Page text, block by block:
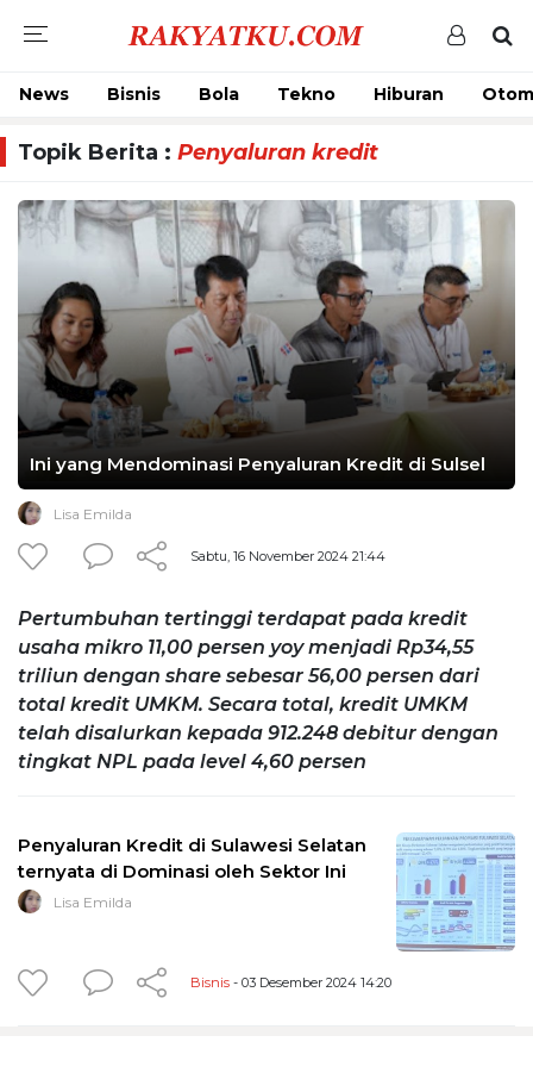
News Bisnis Bola Tekno Hiburan
Topik Berita : Penyaluran kredit
Ini yang Mendominasi Penyaluran Kredit di Sulsel
Lisa Emilda
Sabtu, 16 November 2024 21:44
Pertumbuhan tertinggi terdapat pada kredit
usaha mikro 11,00 persen yoy menjadi Rp34,55
triliun dengan share sebesar 56,00 persen dari
total kredit UMKM. Secara total, kredit UMKM
telah disalurkan kepada 912.248 debitur dengan
tingkat NPL pada level 4,60 persen
Penyaluran Kredit di Sulawesi Selatan
ternyata di Dominasi oleh Sektor Ini
Lisa Emilda
Bisnis - 03 Desember 2024 14:20